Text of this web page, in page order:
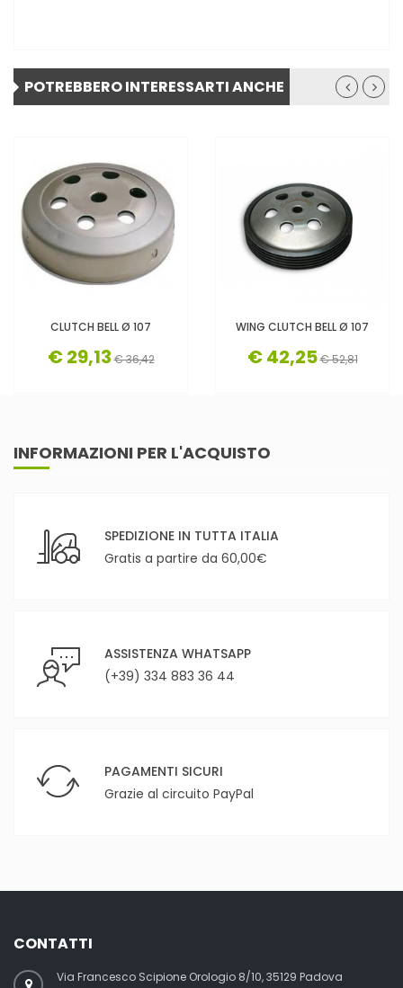
POTREBBERO INTERESSARTI ANCHE
CLUTCH BELL Ø 107
€ 29,13 € 36,42
WING CLUTCH BELL Ø 107
€ 42,25€ 52,81
INFORMAZIONI PER L'ACQUISTO
SPEDIZIONE IN TUTTA ITALIA
Gratis a partire da 60,00€
ASSISTENZA WHATSAPP
(+39) 334 883 36 44
PAGAMENTI SICURI
Grazie al circuito PayPal
CONTATTI
Via Francesco Scipione Orologio 8/10, 35129 Padova